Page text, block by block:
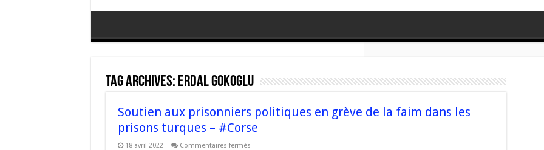
Tag Archives: Erdal Gokoglu
Soutien aux prisonniers politiques en grève de la faim dans les
prisons turques – #Corse
18 avril 2022 Commentaires ferméssur